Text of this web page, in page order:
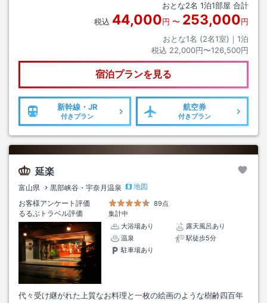
おとな2名 1泊1部屋 合計
税込 44,000円 〜 253,000円
おとな1名 (2名1室)｜ 1泊
税込 22,000円〜126,500円
宿泊プランを見る
新幹線・JR
付きプラン
航空券
付きプラン
延楽
富山県 黒部峡谷・宇奈月温泉
地図
お客様アンケート評価
89点
るるぶトラベル評価
集計中
大浴場あり
露天風呂あり
温泉
駅徒歩5分
駐車場あり
代々受け継がれた上質なお料理と一枚の絵画のような樹齢四百年